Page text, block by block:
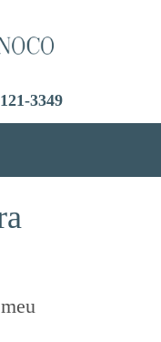
3349